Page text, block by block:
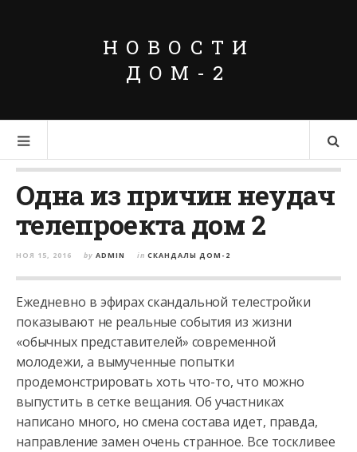
НОВОСТИ
ДОМ-2
Одна из причин неудач
телепроекта дом 2
НОЯ 15, 2016 by ADMIN in СКАНДАЛЫ ДОМ-2
Ежедневно в эфирах скандальной телестройки
показывают не реальные события из жизни
«обычных представителей» современной
молодежи, а вымученные попытки
продемонстрировать хоть что-то, что можно
выпустить в сетке вещания. Об участниках
написано много, но смена состава идет, правда,
направление замен очень странное. Все тоскливее